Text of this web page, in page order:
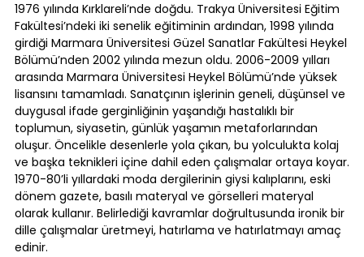
1976 yılında Kırklareli’nde doğdu. Trakya Üniversitesi Eğitim
Fakültesi’ndeki iki senelik eğitiminin ardından, 1998 yılında
girdiği Marmara Üniversitesi Güzel Sanatlar Fakültesi Heykel
Bölümü’nden 2002 yılında mezun oldu. 2006-2009 yılları
arasında Marmara Üniversitesi Heykel Bölümü’nde yüksek
lisansını tamamladı. Sanatçının işlerinin geneli, düşünsel ve
duygusal ifade gerginliğinin yaşandığı hastalıklı bir
toplumun, siyasetin, günlük yaşamın metaforlarından
oluşur. Öncelikle desenlerle yola çıkan, bu yolculukta kolaj
ve başka teknikleri içine dahil eden çalışmalar ortaya koyar.
1970-80’li yıllardaki moda dergilerinin giysi kalıplarını, eski
dönem gazete, basılı materyal ve görselleri materyal
olarak kullanır. Belirlediği kavramlar doğrultusunda ironik bir
dille çalışmalar üretmeyi, hatırlama ve hatırlatmayı amaç
edinir.